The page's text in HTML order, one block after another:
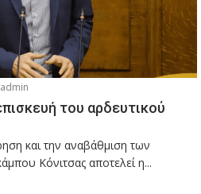
του αρδευτικού
και την αναβάθμιση των
Κόνιτσας αποτελεί η...